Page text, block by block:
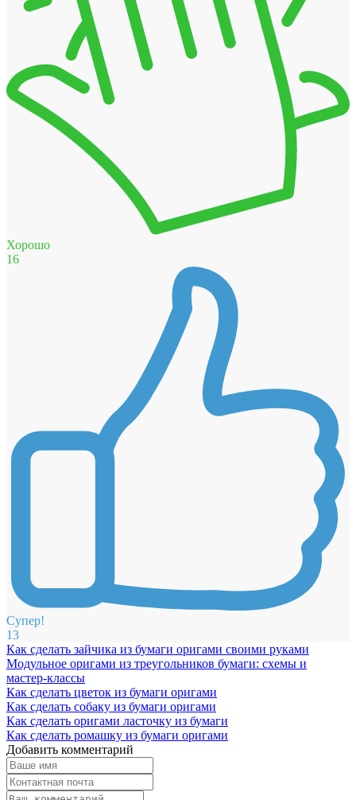
Хорошо
16
Супер!
13
Как сделать зайчика из бумаги оригами своими руками
Модульное оригами из треугольников бумаги: схемы и
мастер-классы
Как сделать цветок из бумаги оригами
Как сделать собаку из бумаги оригами
Как сделать оригами ласточку из бумаги
Как сделать ромашку из бумаги оригами
Добавить комментарий